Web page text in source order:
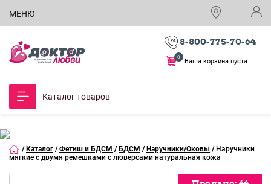
МЕНЮ
8-800-775-70-64
Ваша корзина пуста
0
Каталог товаров
/ Каталог / Фетиш и БДСМ / БДСМ / Наручники/Оковы / Наручники
мягкие с двумя ремешками с люверсами натуральная кожа